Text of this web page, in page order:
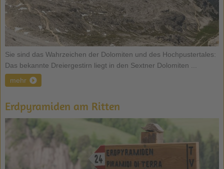
Sie sind das Wahrzeichen der Dolomiten und des Hochpustertales:
Das bekannte Dreiergestirn liegt in den Sextner Dolomiten ...
mehr
Erdpyramiden am Ritten